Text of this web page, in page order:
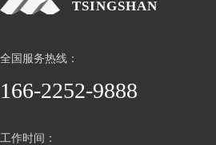
TSINGSHAN
166-2252-9888
全国服务热线：
工作时间：